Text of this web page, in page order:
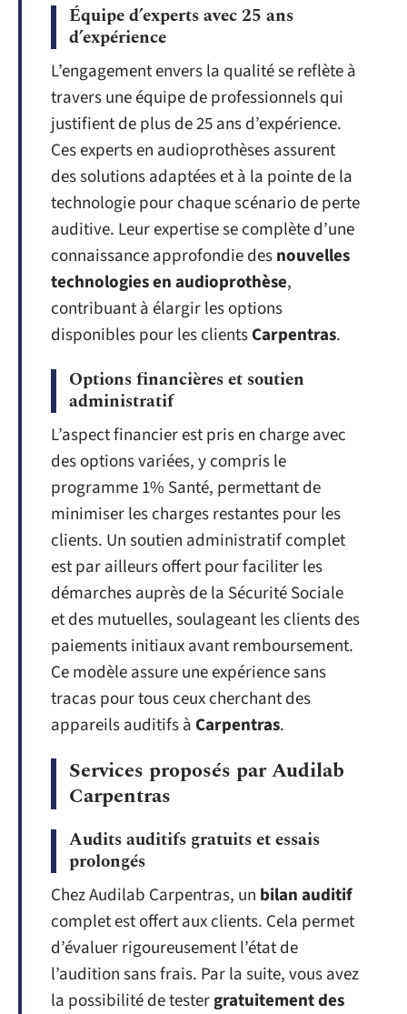
Équipe d’experts avec 25 ans
d’expérience
L’engagement envers la qualité se reflète à
travers une équipe de professionnels qui
justifient de plus de 25 ans d’expérience.
Ces experts en audioprothèses assurent
des solutions adaptées et à la pointe de la
technologie pour chaque scénario de perte
auditive. Leur expertise se complète d’une
connaissance approfondie desnouvelles
technologies en audioprothèse,
contribuant à élargir les options
disponibles pour les clientsCarpentras.
Options financières et soutien
administratif
L’aspect financier est pris en charge avec
des options variées, y compris le
programme 1% Santé, permettant de
minimiser les charges restantes pour les
clients. Un soutien administratif complet
est par ailleurs offert pour faciliter les
démarches auprès de la Sécurité Sociale
et des mutuelles, soulageant les clients des
paiements initiaux avant remboursement.
Ce modèle assure une expérience sans
tracas pour tous ceux cherchant des
appareils auditifs à Carpentras.
Services proposés par Audilab
Carpentras
Audits auditifs gratuits et essais
prolongés
Chez Audilab Carpentras, un bilan auditif
complet est offert aux clients. Cela permet
d’évaluer rigoureusement l’état de
l’audition sans frais. Par la suite, vous avez
la possibilité de testergratuitement des